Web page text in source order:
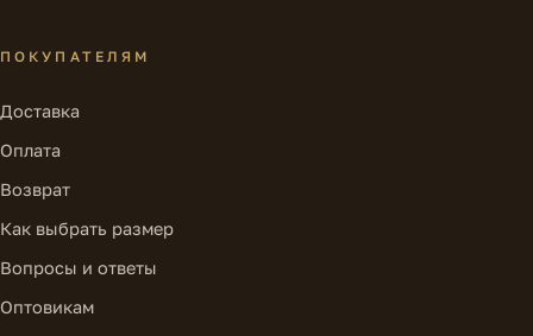
ПОКУПАТЕЛЯМ
Доставка
Оплата
Возврат
Как выбрать размер
Вопросы и ответы
Оптовикам